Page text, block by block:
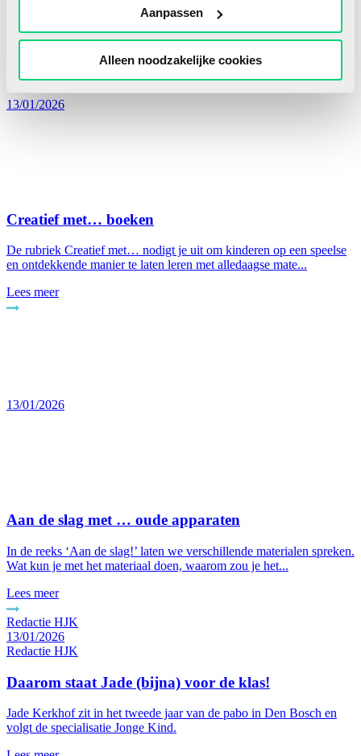
Aanpassen
Alleen noodzakelijke cookies
13/01/2026
Creatief met… boeken
De rubriek Creatief met… nodigt je uit om kinderen op een speelse
en ontdekkende manier te laten leren met alledaagse mate...
Lees meer
13/01/2026
Aan de slag met … oude apparaten
In de reeks ‘Aan de slag!’ laten we verschillende materialen spreken.
Wat kun je met het materiaal doen, waarom zou je het...
Lees meer
13/01/2026
Redactie HJK
Daarom staat Jade (bijna) voor de klas!
Jade Kerkhof zit in het tweede jaar van de pabo in Den Bosch en
volgt de specialisatie Jonge Kind.